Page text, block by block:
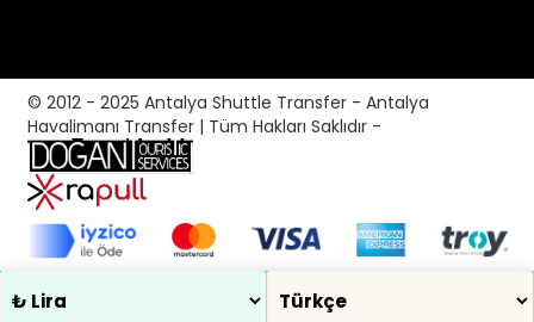
© 2012 - 2025 Antalya Shuttle Transfer - Antalya
Havalimanı Transfer | Tüm Hakları Saklıdır -